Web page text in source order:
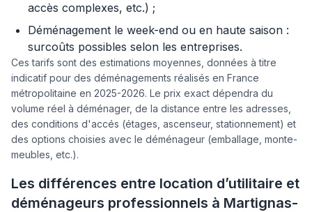
accès complexes, etc.) ;
Déménagement le week-end ou en haute saison :
surcoûts possibles selon les entreprises.
Ces tarifs sont des estimations moyennes, données à titre
indicatif pour des déménagements réalisés en France
métropolitaine en 2025-2026. Le prix exact dépendra du
volume réel à déménager, de la distance entre les adresses,
des conditions d'accés (étages, ascenseur, stationnement) et
des options choisies avec le déménageur (emballage, monte-
meubles, etc.).
Les différences entre location d’utilitaire et
déménageurs professionnels à Martignas-